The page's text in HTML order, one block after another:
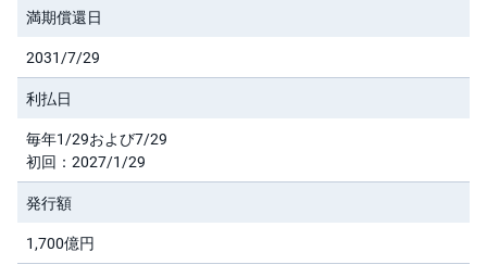
店
C
F
D
S
T(
セ
キ
ュ
リ
ィ
・
満期償還日
2031/7/29
利払日
毎年1/29および7/29
初回：2027/1/29
発行額
1,700億円